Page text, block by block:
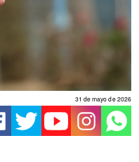
31 de mayo de 2026